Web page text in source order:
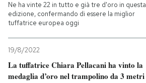
Ne ha vinte 22 in tutto e già tre d'oro in questa
edizione, confermando di essere la miglior
tuffatrice europea oggi
19/8/2022
La tuffatrice Chiara Pellacani ha vinto la
medaglia d’oro nel trampolino da 3 metri